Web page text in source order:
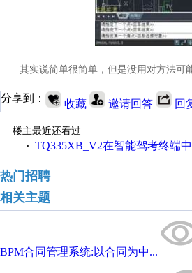
其实说简单很简单，但是没用对方法可
分享到： 收藏 邀请回答 回
楼主最近还看过
· TQ335XB_V2在智能驾考终端中的应用
热门招聘
相关主题
BPM合同管理系统:以合同为中...